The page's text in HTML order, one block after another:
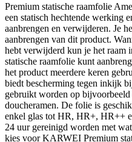
Premium statische raamfolie
een statisch hechtende werking
aanbrengen en verwijderen. Je
aanbrengen van dit product.
hebt verwijderd kun je het raam
statische raamfolie kunt
het product meerdere keren
biedt bescherming tegen inkijk
gebruikt worden op
doucheramen. De folie is
enkel glas tot HR, HR+, HR++
24 uur gereinigd worden met
kies voor KARWEI Premium